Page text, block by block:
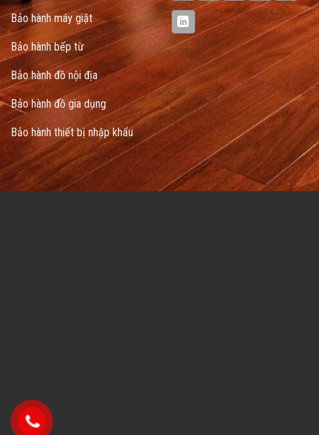
Bảo hành máy giặt
Bảo hành bếp từ
Bảo hành đồ nội địa
Bảo hành đồ gia dụng
Bảo hành thiết bị nhập khẩu